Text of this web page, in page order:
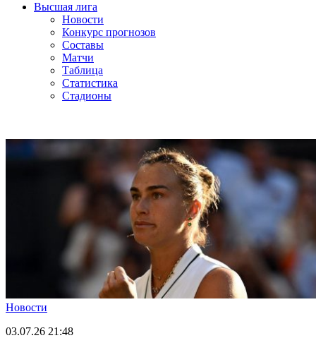
Высшая лига
Новости
Конкурс прогнозов
Составы
Матчи
Таблица
Статистика
Стадионы
Новости
03.07.26 21:48